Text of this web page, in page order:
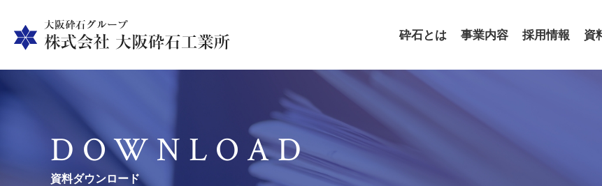
砕石とは 事業内容 採用情報 資
DOWNLOAD
資料ダウンロード